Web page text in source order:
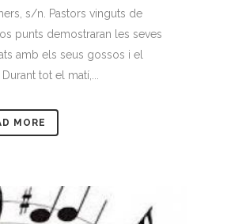
s/n. Pastors vinguts de
punts demostraran les seves
amb els seus gossos i el
tot el matí,...
MORE